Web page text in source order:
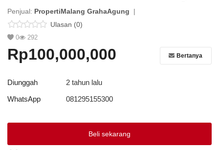
Home
Wishlist
Penjual: PropertiMalang GrahaAgung
|
Ulasan (0)
0 292
Rp100,000,000 Bertanya
Diunggah
2 tahun lalu
WhatsApp
081295155300
Beli sekarang